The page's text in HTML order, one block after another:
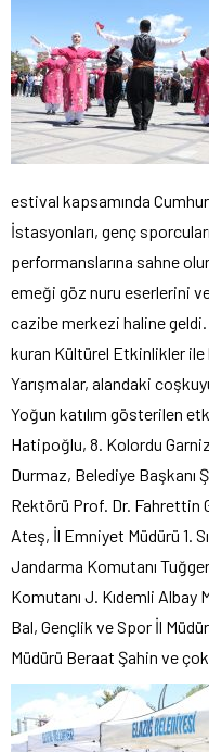
estival kapsamında
İstasyonları, genç
performanslarına sahne
emeği göz nuru eserlerini
cazibe merkezi haline
kuran Kültürel Etkinlikler ile
Yarışmalar, alandaki
Yoğun katılım gösterilen
Hatipoğlu, 8. Kolordu
Durmaz, Belediye Başkanı
Rektörü Prof. Dr. Fahrettin
Ateş, İl Emniyet Müdürü 1.
Jandarma Komutanı
Komutanı J. Kıdemli Albay
Bal, Gençlik ve Spor İl
Müdürü Beraat Şahin ve